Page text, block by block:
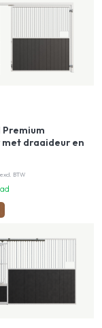
draaideur en
excl. BTW